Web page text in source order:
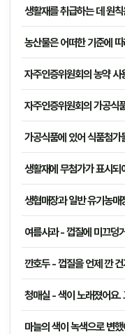
생활재를 취급하는 데 원
농산물은 어떠한 기준에
자주인증위원회의 농약
자주인증위원회의 가공식
가공식품에 있어 식품첨
생활재에 무첨가가 표시
생협매장과 일반 유기농
여름사과 - 껍질에 미끄덩
깐호두 - 껍질을 언제 깐
청매실 - 색이 노래졌어요.
마늘의 색이 녹색으로 변